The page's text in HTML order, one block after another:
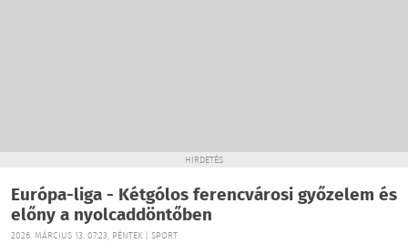
HIRDETÉS
Európa-liga - Kétgólos ferencvárosi győzelem és
előny a nyolcaddöntőben
2026. MÁRCIUS 13. 07:23, PÉNTEK | SPORT